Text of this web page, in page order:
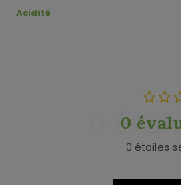
Acidité
0
0
0 étoiles